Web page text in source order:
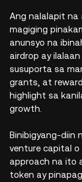
Ang nalalapit na
magiging
anunsyo na
airdrop ay
susuporta sa
grants, at
highlight sa
growth.
Binibigyang-diin
venture capital o
approach na ito
token ay